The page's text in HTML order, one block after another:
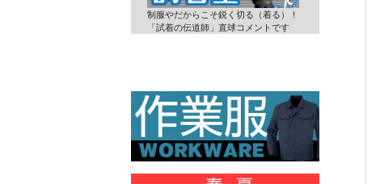
制服やだからこそ鋭く切る（着る）！
「試着の伝道師」直球コメントです